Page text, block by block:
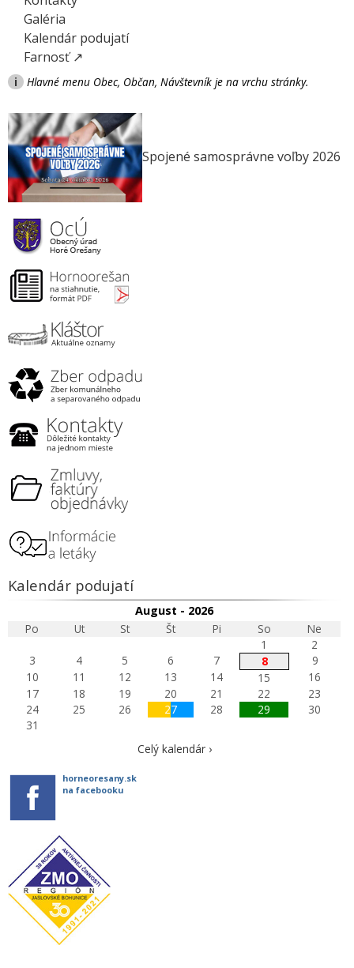
Galéria
Kalendár podujatí
Farnosť ↗
i Hlavné menu Obec, Občan, Návštevník je na vrchu stránky.
Spojené samosprávne voľby 2026
Kalendár podujatí
August - 2026
Po
Ut St Št Pi So
Ne
1
2
3
4 5 6 7 8
9
10
11 12 13 14 15
16
17
18 19 20 21 22
23
24
25 26 27 28 29
30
31
Celý kalendár ›
horneoresany.sk
na facebooku